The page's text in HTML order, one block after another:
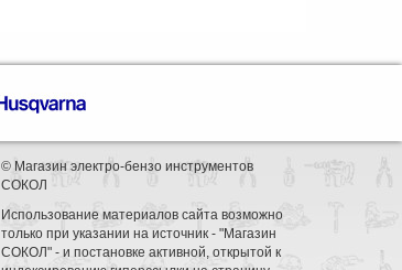
© Магазин электро-бензо инструментов
СОКОЛ
Использование материалов сайта возможно
только при указании на источник - "Магазин
СОКОЛ" - и постановке активной, открытой к